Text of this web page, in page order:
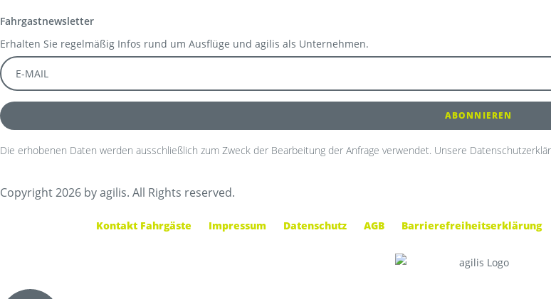
Fahrgastnewsletter
Erhalten Sie regelmäßig Infos rund um Ausflüge und agilis als Unternehmen.
Die erhobenen Daten werden ausschließlich zum Zweck der Bearbeitung der Anfrage verwendet. Unsere
Copyright 2026 by agilis. All Rights reserved.
Kontakt Fahrgäste Impressum Datenschutz AGB Barrierefreiheitserklärung